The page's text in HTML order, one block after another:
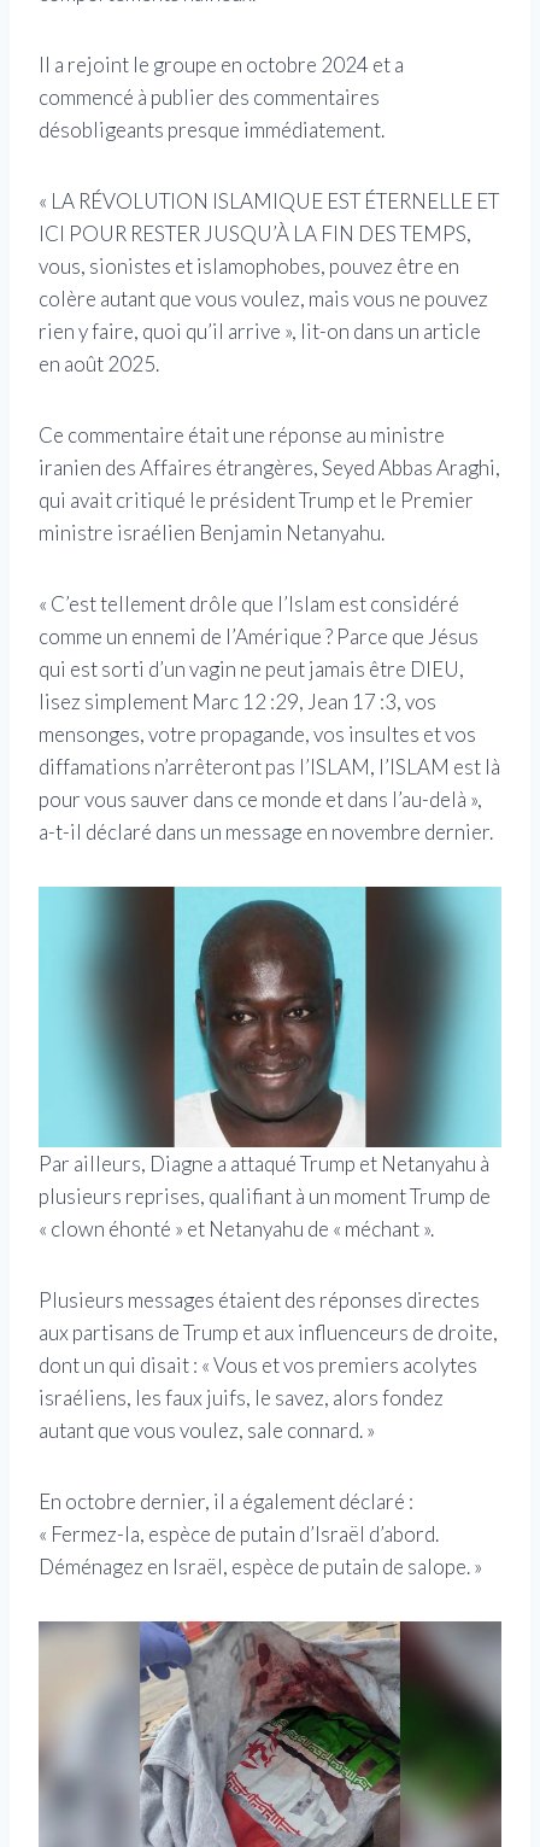
Il a rejoint le groupe en octobre 2024 et a
commencé à publier des commentaires
désobligeants presque immédiatement.
« LA RÉVOLUTION ISLAMIQUE EST ÉTERNELLE ET
ICI POUR RESTER JUSQU’À LA FIN DES TEMPS,
vous, sionistes et islamophobes, pouvez être en
colère autant que vous voulez, mais vous ne pouvez
rien y faire, quoi qu’il arrive », lit-on dans un article
en août 2025.
Ce commentaire était une réponse au ministre
iranien des Affaires étrangères, Seyed Abbas Araghi,
qui avait critiqué le président Trump et le Premier
ministre israélien Benjamin Netanyahu.
« C’est tellement drôle que l’Islam est considéré
comme un ennemi de l’Amérique ? Parce que Jésus
qui est sorti d’un vagin ne peut jamais être DIEU,
lisez simplement Marc 12 :29, Jean 17 :3, vos
mensonges, votre propagande, vos insultes et vos
diffamations n’arrêteront pas l’ISLAM, l’ISLAM est là
pour vous sauver dans ce monde et dans l’au-delà »,
a-t-il déclaré dans un message en novembre dernier.
Par ailleurs, Diagne a attaqué Trump et Netanyahu à
plusieurs reprises, qualifiant à un moment Trump de
« clown éhonté » et Netanyahu de « méchant ».
Plusieurs messages étaient des réponses directes
aux partisans de Trump et aux influenceurs de droite,
dont un qui disait : « Vous et vos premiers acolytes
israéliens, les faux juifs, le savez, alors fondez
autant que vous voulez, sale connard. »
En octobre dernier, il a également déclaré :
« Fermez-la, espèce de putain d’Israël d’abord.
Déménagez en Israël, espèce de putain de salope. »